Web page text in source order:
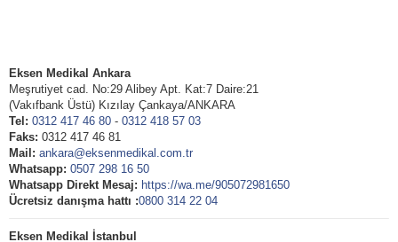
Eksen Medikal Ankara
Meşrutiyet cad. No:29 Alibey Apt. Kat:7 Daire:21
(Vakıfbank Üstü) Kızılay Çankaya/ANKARA
Tel: 0312 417 46 80 - 0312 418 57 03
Faks: 0312 417 46 81
Mail: ankara@eksenmedikal.com.tr
Whatsapp: 0507 298 16 50
Whatsapp Direkt Mesaj: https://wa.me/905072981650
Ücretsiz danışma hattı :0800 314 22 04
Eksen Medikal İstanbul